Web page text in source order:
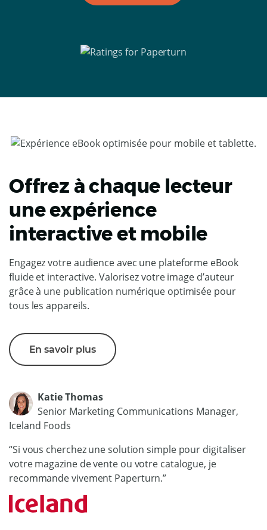
Offrez à chaque lecteur
une expérience
interactive et mobile
Engagez votre audience avec une plateforme eBook
fluide et interactive. Valorisez votre image d’auteur
grâce à une publication numérique optimisée pour
tous les appareils.
En savoir plus
Katie Thomas
Senior Marketing Communications Manager,
Iceland Foods
“Si vous cherchez une solution simple pour digitaliser
votre magazine de vente ou votre catalogue, je
recommande vivement Paperturn.”